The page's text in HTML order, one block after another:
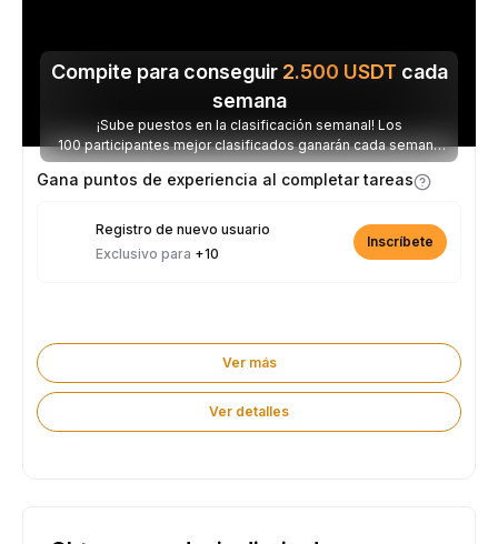
Compite para conseguir 2.500 USDT cada
semana
¡Sube puestos en la clasificación semanal! Los
100 participantes mejor clasificados ganarán cada semana
parte de los 2.500 USDT disponibles.
Gana puntos de experiencia al completar tareas
Registro de nuevo usuario
Exclusivo para +10
Inscríbete
Ver más
Ver detalles